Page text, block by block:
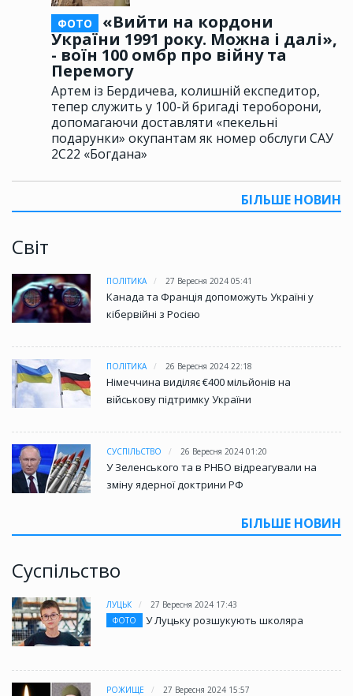
ФОТО
«Вийти на кордони
України 1991 року. Можна і далі»,
- воїн 100 омбр про війну та
Перемогу
Артем із Бердичева, колишній експедитор,
тепер служить у 100-й бригаді тероборони,
допомагаючи доставляти «пекельні
подарунки» окупантам як номер обслуги САУ
2С22 «Богдана»
БІЛЬШЕ НОВИН
Світ
ПОЛІТИКА 27 Вересня 2024 05:41
Канада та Франція допоможуть Україні у
кібервійні з Росією
ПОЛІТИКА 26 Вересня 2024 22:18
Німеччина виділяє €400 мільйонів на
військову підтримку України
СУСПІЛЬСТВО 26 Вересня 2024 01:20
У Зеленського та в РНБО відреагували на
зміну ядерної доктрини РФ
БІЛЬШЕ НОВИН
Суспільство
ЛУЦЬК
27 Вересня 2024 17:43
ФОТО
У Луцьку розшукують школяра
РОЖИЩЕ 27 Вересня 2024 15:57